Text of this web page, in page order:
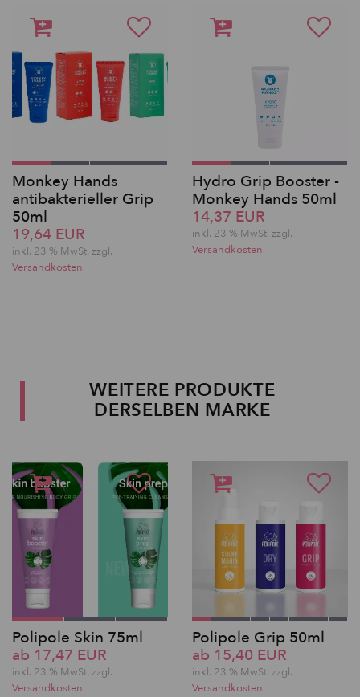
Monkey Hands
antibakterieller Grip
50ml
19,64 EUR
inkl. 23 % MwSt. zzgl.
Versandkosten
Hydro Grip Booster -
Monkey Hands 50ml
14,37 EUR
inkl. 23 % MwSt. zzgl.
Versandkosten
WEITERE PRODUKTE
DERSELBEN MARKE
Polipole Skin 75ml
ab 17,47 EUR
inkl. 23 % MwSt. zzgl.
Versandkosten
Polipole Grip 50ml
ab 15,40 EUR
inkl. 23 % MwSt. zzgl.
Versandkosten